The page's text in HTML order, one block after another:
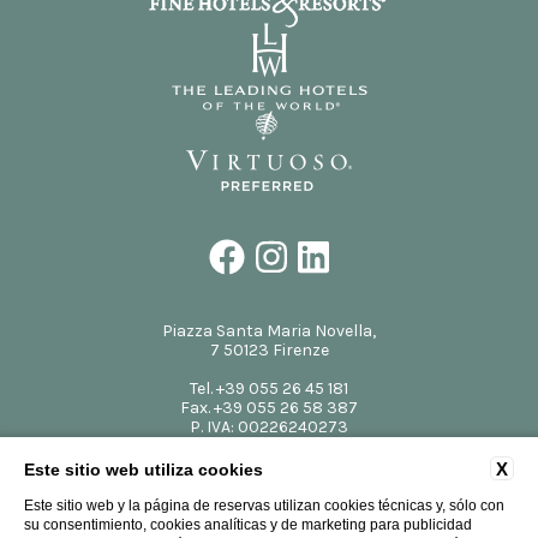
Piazza Santa Maria Novella,
7 50123 Firenze
Tel.+39 055 26 45 181
Fax.+39 055 26 58 387
P. IVA: 00226240273
info@theplacefirenze.com
X
Este sitio web utiliza cookies
Este sitio web y la página de reservas utilizan cookies técnicas y, sólo con
su consentimiento, cookies analíticas y de marketing para publicidad